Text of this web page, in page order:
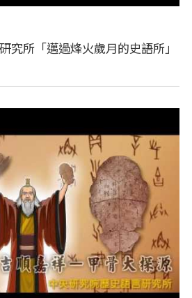
究所「邁過烽火歲月的史語所」